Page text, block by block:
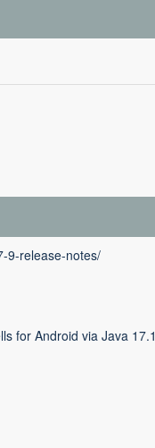
9-release-notes/
for Android via Java 17.1